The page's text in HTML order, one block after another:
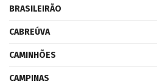
BRASILEIRÃO
CABREÚVA
CAMINHÕES
CAMPINAS